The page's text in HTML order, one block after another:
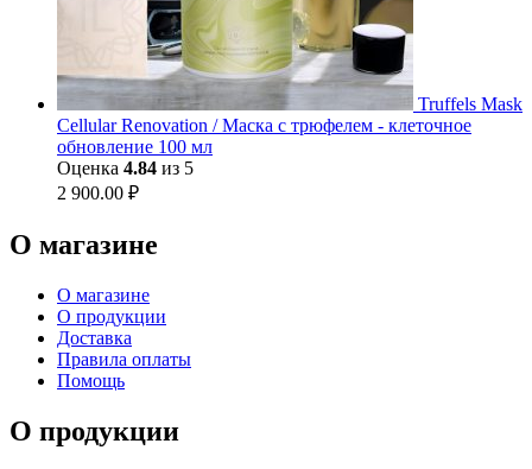
Truffels Mask
Cellular Renovation / Маска с трюфелем - клеточное
обновление 100 мл
Оценка 4.84 из 5
2 900.00 ₽
О магазине
О магазине
О продукции
Доставка
Правила оплаты
Помощь
О продукции